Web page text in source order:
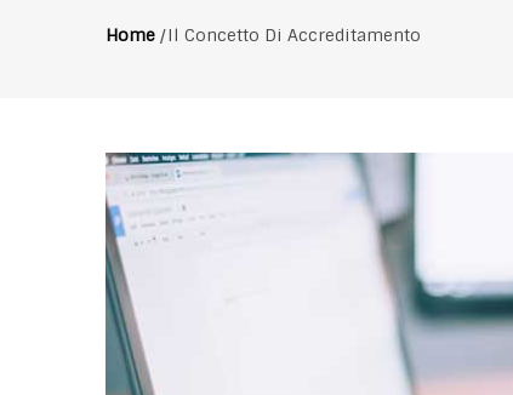
Breadcrumb
Home /Il Concetto Di Accreditamento